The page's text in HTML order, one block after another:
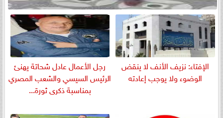
الإفتاء: نزيف الأنف لا ينقض
الوضوء ولا يوجب إعادته
رجل الأعمال عادل شحاتة يهنئ
الرئيس السيسي والشعب المصري
بمناسبة ذكرى ثورة...